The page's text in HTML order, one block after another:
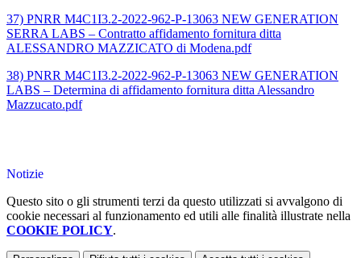
37) PNRR M4C1I3.2-2022-962-P-13063 NEW GENERATION
SERRA LABS – Contratto affidamento fornitura ditta
ALESSANDRO MAZZICATO di Modena.pdf
38) PNRR M4C1I3.2-2022-962-P-13063 NEW GENERATION
LABS – Determina di affidamento fornitura ditta Alessandro
Mazzucato.pdf
Notizie
Questo sito o gli strumenti terzi da questo utilizzati si avvalgono di
cookie necessari al funzionamento ed utili alle finalità illustrate nella
COOKIE POLICY.